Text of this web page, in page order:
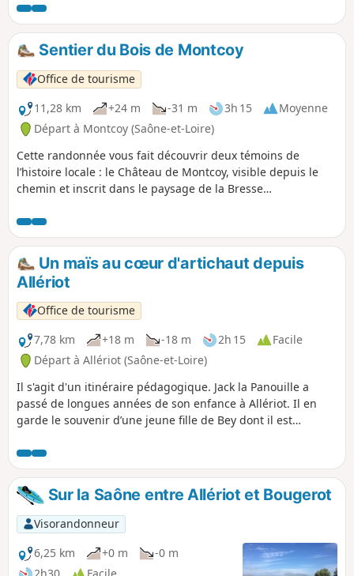
son style néo-gothique à la magnifique église romane de
Pontoux, en passant à proximité du remarquable pont de
Navilly, du XVIIIe siècle, qui enjambe le Doubs.
Sentier du Bois de Montcoy
Office de tourisme
11,28 km
+24 m -31 m 3h 15
Moyenne
Départ à Montcoy (Saône-et-Loire)
Cette randonnée vous fait découvrir deux témoins de
l’histoire locale : le Château de Montcoy, visible depuis le
chemin et inscrit dans le paysage de la Bresse
d’un ancien site fortifié médiéval. C'est une promenade
entre nature et patrimoine.
Un maïs au cœur d'artichaut depuis
Allériot
Office de tourisme
7,78 km
+18 m -18 m 2h 15
Facile
Départ à Allériot (Saône-et-Loire)
Il s'agit d'un itinéraire pédagogique. Jack la Panouille a
passé de longues années de son enfance à Allériot. Il en
garde le souvenir d’une jeune fille de Bey dont il est
décide de prendre son courage à deux mains et d’aller
déclarer son amour à la belle Adélaïde. Des énigmes
jalonnent le parcours pour aider les deux amis à atteindre
leur but.Sur la Saône entre Allériot et Bougerot
Visorandonneur
6,25 km
+0 m
-0 m